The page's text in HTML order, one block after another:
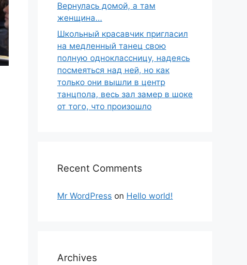
Вернулась домой, а там
женщина…
Школьный красавчик пригласил
на медленный танец свою
полную одноклассницу, надеясь
посмеяться над ней, но как
только они вышли в центр
танцпола, весь зал замер в шоке
от того, что произошло
Recent Comments
Mr WordPress on Hello world!
Archives